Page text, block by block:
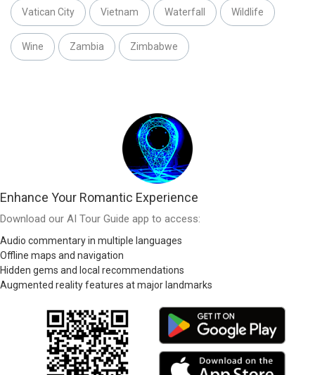
Vatican City Vietnam Waterfall Wildlife
Wine Zambia Zimbabwe
Enhance Your Romantic Experience
Download our AI Tour Guide app to access:
Audio commentary in multiple languages
Offline maps and navigation
Hidden gems and local recommendations
Augmented reality features at major landmarks